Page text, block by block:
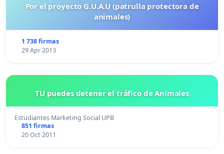
Por el proyecto G.U.A.U (patrulla protectora de
animales)
1 738 firmas
29 Apr 2013
TU puedes detener el tráfico de Animales
Estudiantes Marketing Social UPB
851 firmas
20 Oct 2011